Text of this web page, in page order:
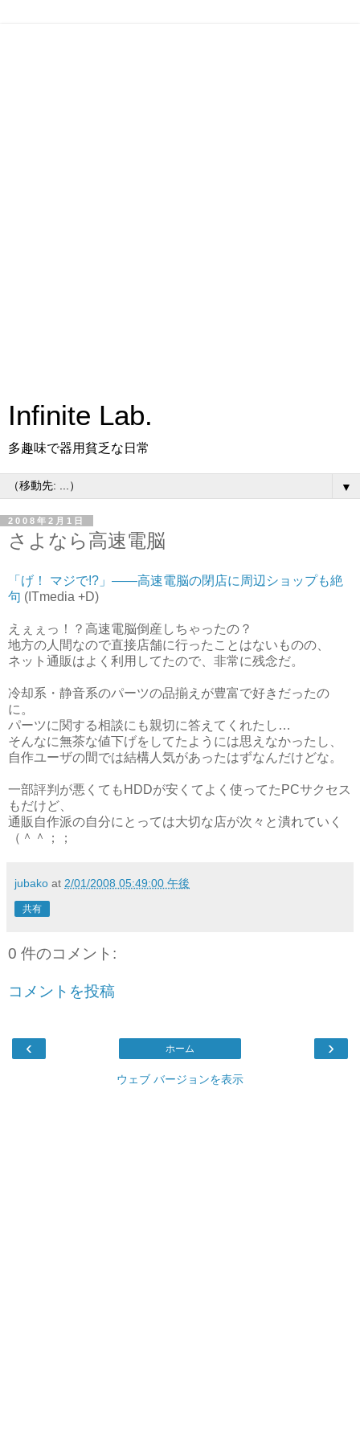
Infinite Lab.
多趣味で器用貧乏な日常
▼
2008年2月1日
さよなら高速電脳
「げ！ マジで!?」――高速電脳の閉店に周辺ショップも絶
句 (ITmedia +D)
えぇぇっ！？高速電脳倒産しちゃったの？
地方の人間なので直接店舗に行ったことはないものの、
ネット通販はよく利用してたので、非常に残念だ。
冷却系・静音系のパーツの品揃えが豊富で好きだったの
に。
パーツに関する相談にも親切に答えてくれたし…
そんなに無茶な値下げをしてたようには思えなかったし、
自作ユーザの間では結構人気があったはずなんだけどな。
一部評判が悪くてもHDDが安くてよく使ってたPCサクセス
もだけど、
通販自作派の自分にとっては大切な店が次々と潰れていく
（＾＾；；
jubako at 2/01/2008 05:49:00 午後
共有
0 件のコメント:
コメントを投稿
‹ ›
ホーム
ウェブ バージョンを表示